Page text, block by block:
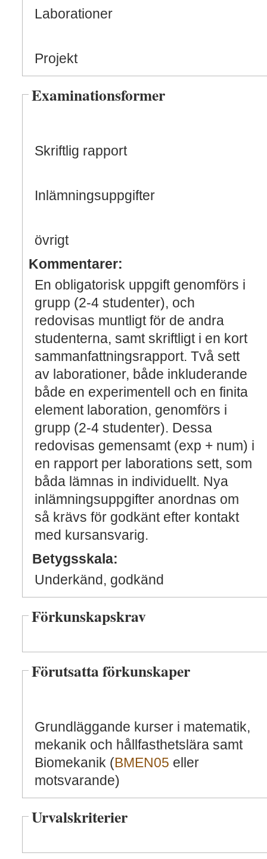
Laborationer
Projekt
Examinationsformer
Skriftlig rapport
Inlämningsuppgifter
övrigt
Kommentarer:
En obligatorisk uppgift genomförs i
grupp (2-4 studenter), och
redovisas muntligt för de andra
studenterna, samt skriftligt i en kort
sammanfattningsrapport. Två sett
av laborationer, både inkluderande
både en experimentell och en finita
element laboration, genomförs i
grupp (2-4 studenter). Dessa
redovisas gemensamt (exp + num) i
en rapport per laborations sett, som
båda lämnas in individuellt. Nya
inlämningsuppgifter anordnas om
så krävs för godkänt efter kontakt
med kursansvarig.
Betygsskala:
Underkänd, godkänd
Förkunskapskrav
Förutsatta förkunskaper
Grundläggande kurser i matematik,
mekanik och hållfasthetslära samt
Biomekanik (BMEN05 eller
motsvarande)
Urvalskriterier